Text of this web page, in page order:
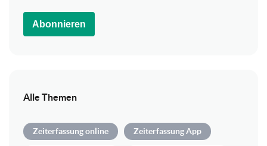
Abonnieren
Alle Themen
Zeiterfassung online Zeiterfassung App